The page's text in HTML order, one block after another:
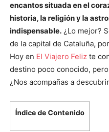
encantos situada en el
historia, la religión y la
indispensable. ¿Lo mejor?
de la capital de Cataluña,
Hoy en El Viajero Feliz te
destino poco conocido,
¿Nos acompañas a
Índice de Contenido